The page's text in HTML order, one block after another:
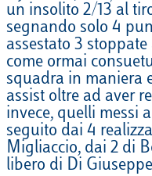
un insolito 2/13 al
segnando solo 4
assestato 3
come ormai
squadra in maniera
assist oltre ad aver
invece, quelli messi
seguito dai 4
Migliaccio, dai 2 di
libero di Di